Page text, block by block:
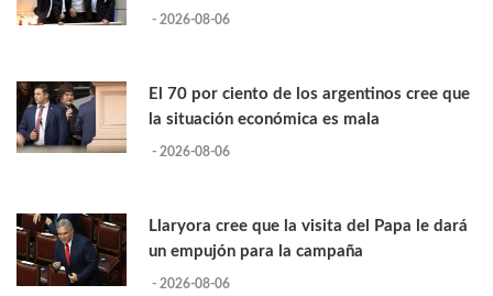
- 2026-08-06
El 70 por ciento de los argentinos cree que
la situación económica es mala
- 2026-08-06
Llaryora cree que la visita del Papa le dará
un empujón para la campaña
- 2026-08-06